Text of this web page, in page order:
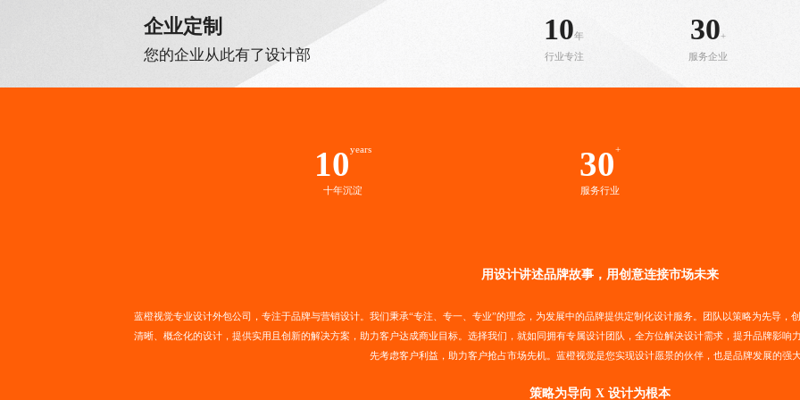
企业定制
您的企业从此有了设计部
10年
行业专注
30+
服务企业
10years
十年沉淀
30+
服务行业
用设计讲述品牌故事，用创意连接市场未来
蓝橙视觉专业设计外包公司 ，专注于品牌与营销设计 。我们秉承“专注、专一、专业”的理念，为发展中的品牌提供定制化设计服务。团队以策略为先导
清晰、概念化的设计，提供实用且创新的解决方案，助力客户达成商业目标。选择我们，就如同拥有专属设计团队，全方位解决设计需求，提升品牌影响
先考虑客户利益，助力客户抢占市场先机。蓝橙视觉是您实现设计愿景的伙伴，也是品牌发展的强
策略为导向 X 设计为根本